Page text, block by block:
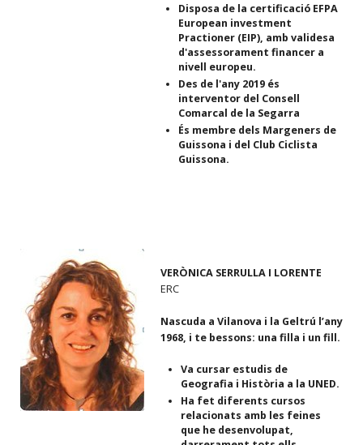
Disposa de la certificació EFPA
European investment
Practioner (EIP), amb validesa
d'assessorament financer a
nivell europeu.
Des de l'any 2019 és
interventor del Consell
Comarcal de la Segarra
És membre dels Margeners de
Guissona i del Club Ciclista
Guissona.
VERÒNICA SERRULLA I LORENTE
ERC
Nascuda a Vilanova i la Geltrú l’any
1968, i te bessons: una filla i un fill.
Va cursar estudis de
Geografia i Història a la UNED.
Ha fet diferents cursos
relacionats amb les feines
que he desenvolupat,